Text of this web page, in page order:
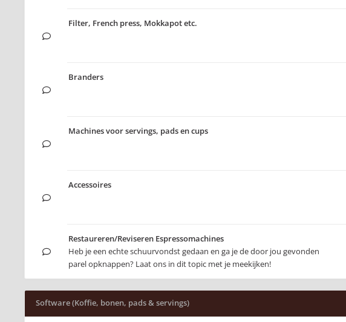
Filter, French press, Mokkapot etc.
Branders
Machines voor servings, pads en cups
Accessoires
Restaureren/Reviseren Espressomachines
Heb je een echte schuurvondst gedaan en ga je de door jou gevonden
parel opknappen? Laat ons in dit topic met je meekijken!
Software (Koffie, bonen, pads & servings)